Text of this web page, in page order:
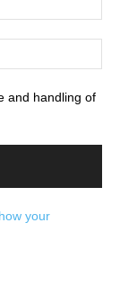
and handling of
your